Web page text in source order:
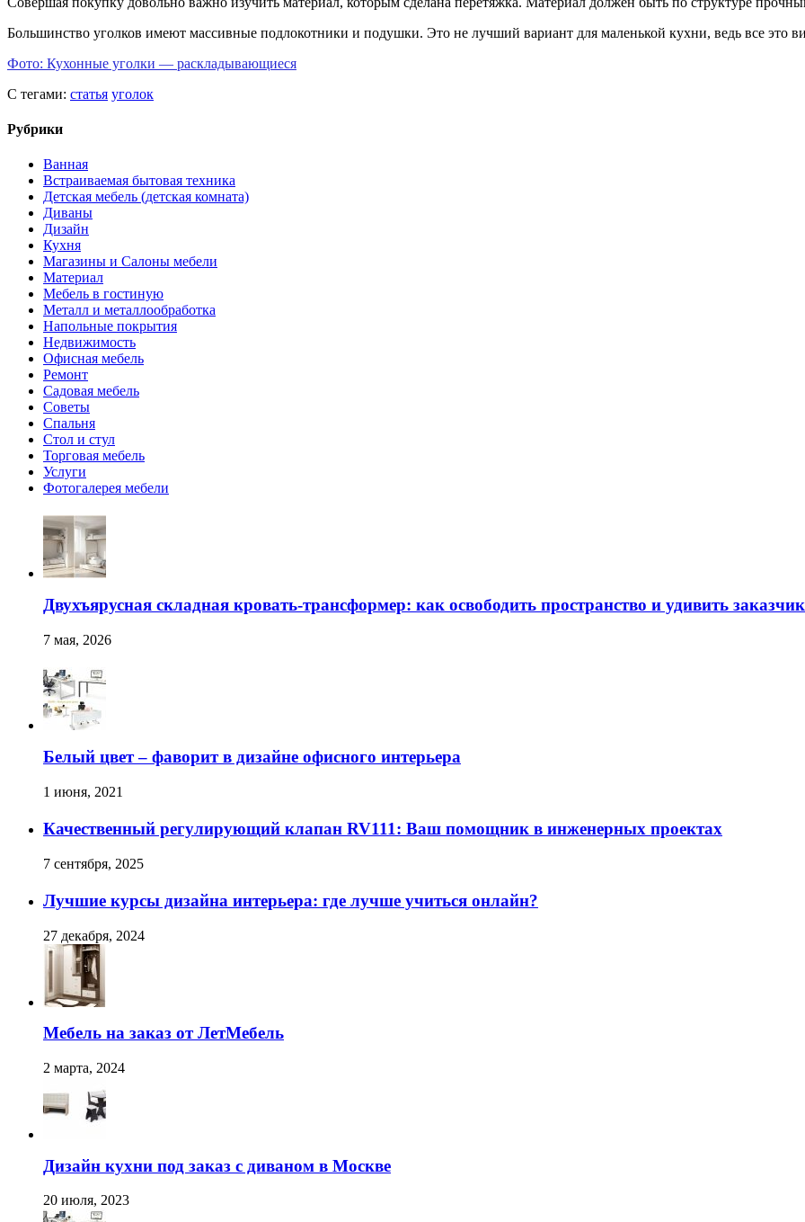
Большинство уголков имеют массивные подлокотники и подушки. Это не лучший вариант для маленькой кухни, ведь все это
Фото: Кухонные уголки — раскладывающиеся
С тегами: статья уголок
Рубрики
Ванная
Встраиваемая бытовая техника
Детская мебель (детская комната)
Диваны
Дизайн
Кухня
Магазины и Салоны мебели
Материал
Мебель в гостиную
Металл и металлообработка
Напольные покрытия
Недвижимость
Офисная мебель
Ремонт
Садовая мебель
Советы
Спальня
Стол и стул
Торговая мебель
Услуги
Фотогалерея мебели
Двухъярусная складная кровать-трансформер: как освободить пространство и удивить
7 мая, 2026
Белый цвет – фаворит в дизайне офисного интерьера
1 июня, 2021
Качественный регулирующий клапан RV111: Ваш помощник в инженерных проектах
7 сентября, 2025
Лучшие курсы дизайна интерьера: где лучше учиться онлайн?
27 декабря, 2024
Мебель на заказ от ЛетМебель
2 марта, 2024
Дизайн кухни под заказ с диваном в Москве
20 июля, 2023